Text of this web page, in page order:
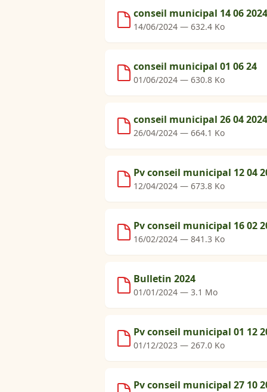
conseil municipal 14 06 2024
14/06/2024 — 632.4 Ko
conseil municipal 01 06 24
01/06/2024 — 630.8 Ko
conseil municipal 26 04 2024
26/04/2024 — 664.1 Ko
Pv conseil municipal 12 04
12/04/2024 — 673.8 Ko
Pv conseil municipal 16 02
16/02/2024 — 841.3 Ko
Bulletin 2024
01/01/2024 — 3.1 Mo
Pv conseil municipal 01 12
01/12/2023 — 267.0 Ko
Pv conseil municipal 27 10